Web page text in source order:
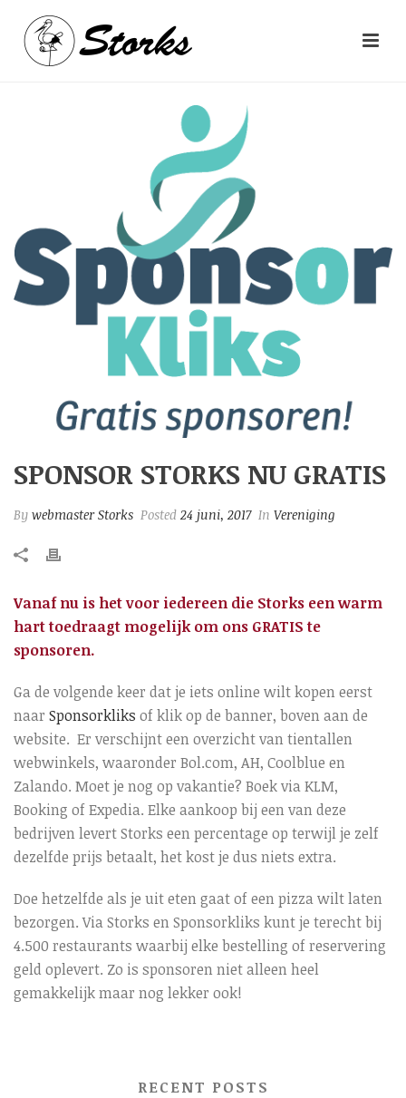
SPONSOR STORKS NU GRATIS
By webmaster Storks Posted 24 juni, 2017 In Vereniging
Vanaf nu is het voor iedereen die Storks een warm
hart toedraagt mogelijk om ons GRATIS te
sponsoren.
Ga de volgende keer dat je iets online wilt kopen eerst
naar Sponsorkliks of klik op de banner, boven aan de
website. Er verschijnt een overzicht van tientallen
webwinkels, waaronder Bol.com, AH, Coolblue en
Zalando. Moet je nog op vakantie? Boek via KLM,
Booking of Expedia. Elke aankoop bij een van deze
bedrijven levert Storks een percentage op terwijl je zelf
dezelfde prijs betaalt, het kost je dus niets extra.
Doe hetzelfde als je uit eten gaat of een pizza wilt laten
bezorgen. Via Storks en Sponsorkliks kunt je terecht bij
4.500 restaurants waarbij elke bestelling of reservering
geld oplevert. Zo is sponsoren niet alleen heel
gemakkelijk maar nog lekker ook!
RECENT POSTS